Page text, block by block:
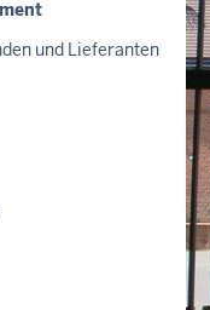
und Lieferanten